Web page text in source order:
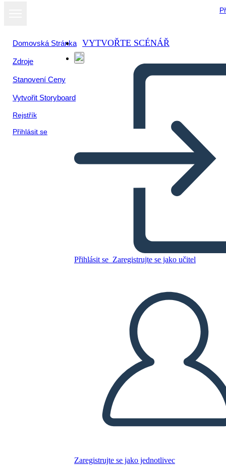
Domovská Stránka
Zdroje
Stanovení Ceny
Vytvořit Storyboard
Rejstřík
Přihlásit se
VYTVOŘTE SCÉNÁŘ
Přihlásit se Zaregistrujte se jako učitel
Zaregistrujte se jako jednotlivec
Pellicce in Canada
VYTVOŘIT STORYBOARD
PŘEHRÁT PREZENTACI
PŘEČTI MI